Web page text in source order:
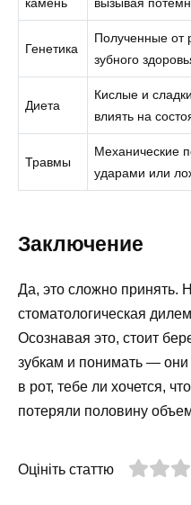
Генетика
Полученные от
зубного
Диета
Кислые и
влиять на
Травмы
Механические
ударами или
Заключение
Да, это сложно принять.
стоматологическая
Осознавая это, стоит
зубкам и понимать — они
в рот, тебе ли хочется,
потеряли половину
Оцініть статтю